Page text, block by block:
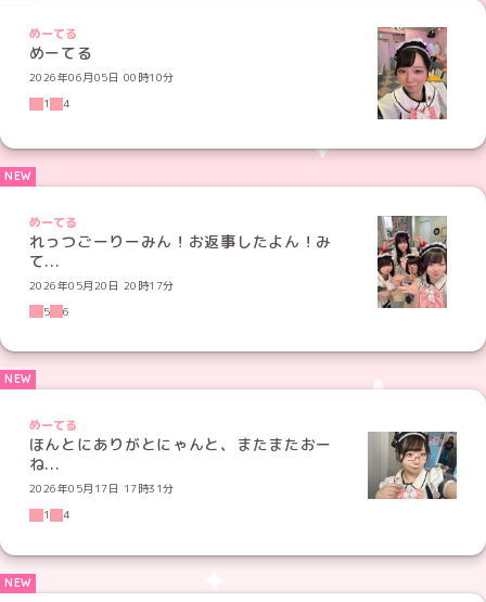
めーてる
めーてる
2026年06月05日 00時10分
1
4
めーてる
れっつごーりーみん！お返事したよん！み
て...
2026年05月20日 20時17分
5
6
めーてる
ほんとにありがとにゃんと、またまたおー
ね...
2026年05月17日 17時31分
1
4